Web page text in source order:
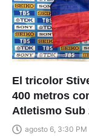
El tricolor
400 metros
Atletismo Sub
agosto 6, 3:30 PM